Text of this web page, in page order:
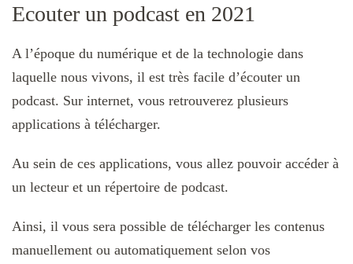
Ecouter un podcast en 2021
A l’époque du numérique et de la technologie dans
laquelle nous vivons, il est très facile d’écouter un
podcast. Sur internet, vous retrouverez plusieurs
applications à télécharger.
Au sein de ces applications, vous allez pouvoir accéder à
un lecteur et un répertoire de podcast.
Ainsi, il vous sera possible de télécharger les contenus
manuellement ou automatiquement selon vos